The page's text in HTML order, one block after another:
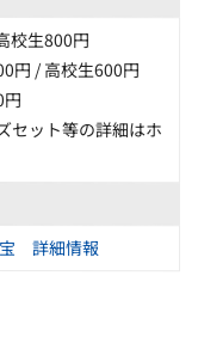
校生800円
円 / 高校生600円
円
セット等の詳細はホ
宝 詳細情報